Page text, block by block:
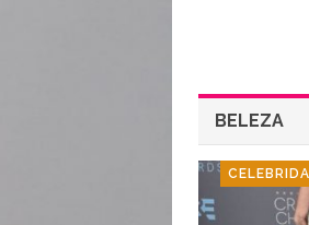
BELEZA